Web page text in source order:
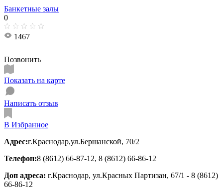
Банкетные залы
0
1467
Позвонить
Показать на карте
Написать отзыв
В Избранное
Адрес:г.Краснодар,ул.Бершанской, 70/2
Телефон:8 (8612) 66-87-12, 8 (8612) 66-86-12
Доп адреса: г.Краснодар, ул.Красных Партизан, 67/1 - 8 (8612)
66-86-12